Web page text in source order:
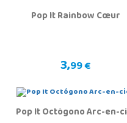
Pop It Rainbow Cœur
3,99 €
Pop It Octógono Arc-en-